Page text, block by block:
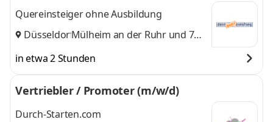
Quereinsteiger ohne Ausbildung
Düsseldorf,
Mülheim an der Ruhrund 7
in etwa 2 Stunden
Vertriebler / Promoter (m/w/d)
Durch-Starten.com